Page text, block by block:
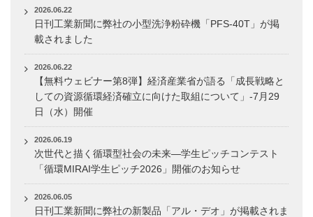
2026.06.22
日刊工業新聞に弊社の小型洗浄粉砕機「PFS-40T」が掲
載されました
2026.06.22
【無料ウェビナー第8弾】経済産業省が語る「成長戦略と
しての資源循環経済確立に向けた取組について」-7月29
日（水）開催
2026.06.19
次世代と描く循環型社会の未来―学生ピッチコンテスト
「循環MIRAI学生ピッチ2026」開催のお知らせ
2026.06.05
日刊工業新聞に弊社の新製品「アル・デオ」が掲載されま